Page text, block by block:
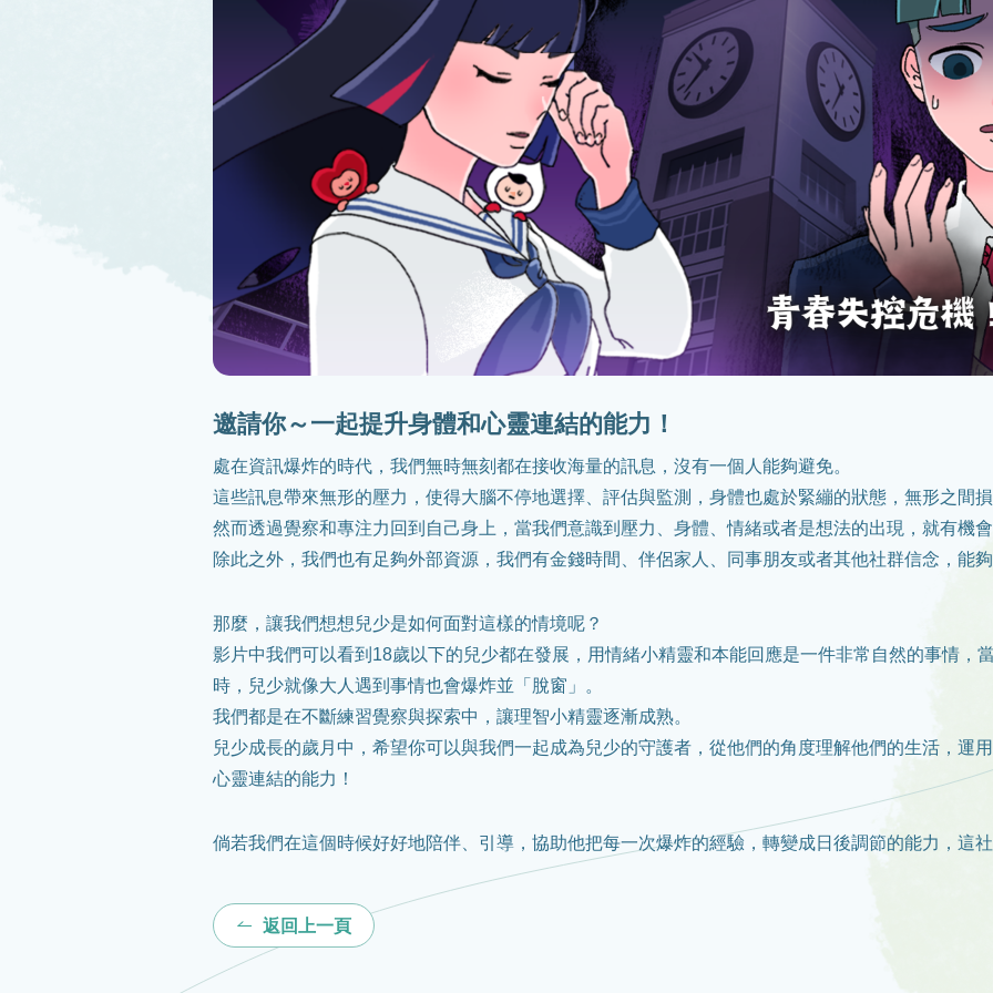
邀請你～一起提升身體和心靈連結的能力！
處在資訊爆炸的時代，我們無時無刻都在接收海量的訊息，沒有一個人能夠避免。
這些訊息帶來無形的壓力，使得大腦不停地選擇、評估與監測，身體也處於緊繃的狀態，無形之間
然而透過覺察和專注力回到自己身上，當我們意識到壓力、身體、情緒或者是想法的出現，就有機
除此之外，我們也有足夠外部資源，我們有金錢時間、伴侶家人、同事朋友或者其他社群信念，能
那麼，讓我們想想兒少是如何面對這樣的情境呢？
影片中我們可以看到18歲以下的兒少都在發展，用情緒小精靈和本能回應是一件非常自然的事情，
時，兒少就像大人遇到事情也會爆炸並「脫窗」。
我們都是在不斷練習覺察與探索中，讓理智小精靈逐漸成熟。
兒少成長的歲月中，希望你可以與我們一起成為兒少的守護者，從他們的角度理解他們的生活，運
心靈連結的能力！
倘若我們在這個時候好好地陪伴、引導，協助他把每一次爆炸的經驗，轉變成日後調節的能力，這
返回上一頁